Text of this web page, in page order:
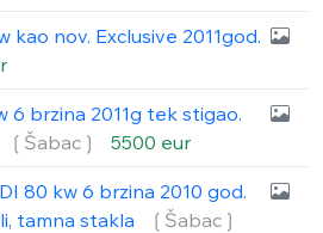
kao nov. Exclusive 2011god.
6 brzina 2011g tek stigao.
❲Šabac❳ 5500 eur
80 kw 6 brzina 2010 god.
tamna stakla
❲Šabac❳